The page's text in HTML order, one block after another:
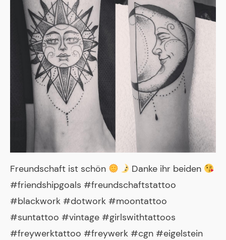
Freundschaft ist schön
Danke ihr beiden
#friendshipgoals #freundschaftstattoo
#blackwork #dotwork #moontattoo
#suntattoo #vintage #girlswithtattoos
#freywerktattoo #freywerk #cgn #eigelstein